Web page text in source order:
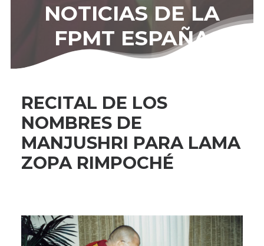
NOTICIAS DE LA
FPMT ESPAÑA
RECITAL DE LOS
NOMBRES DE
MANJUSHRI PARA LAMA
ZOPA RIMPOCHÉ